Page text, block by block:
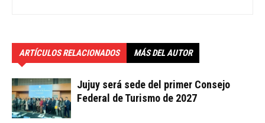
ARTÍCULOS RELACIONADOS MÁS DEL AUTOR
Jujuy será sede del primer Consejo
Federal de Turismo de 2027